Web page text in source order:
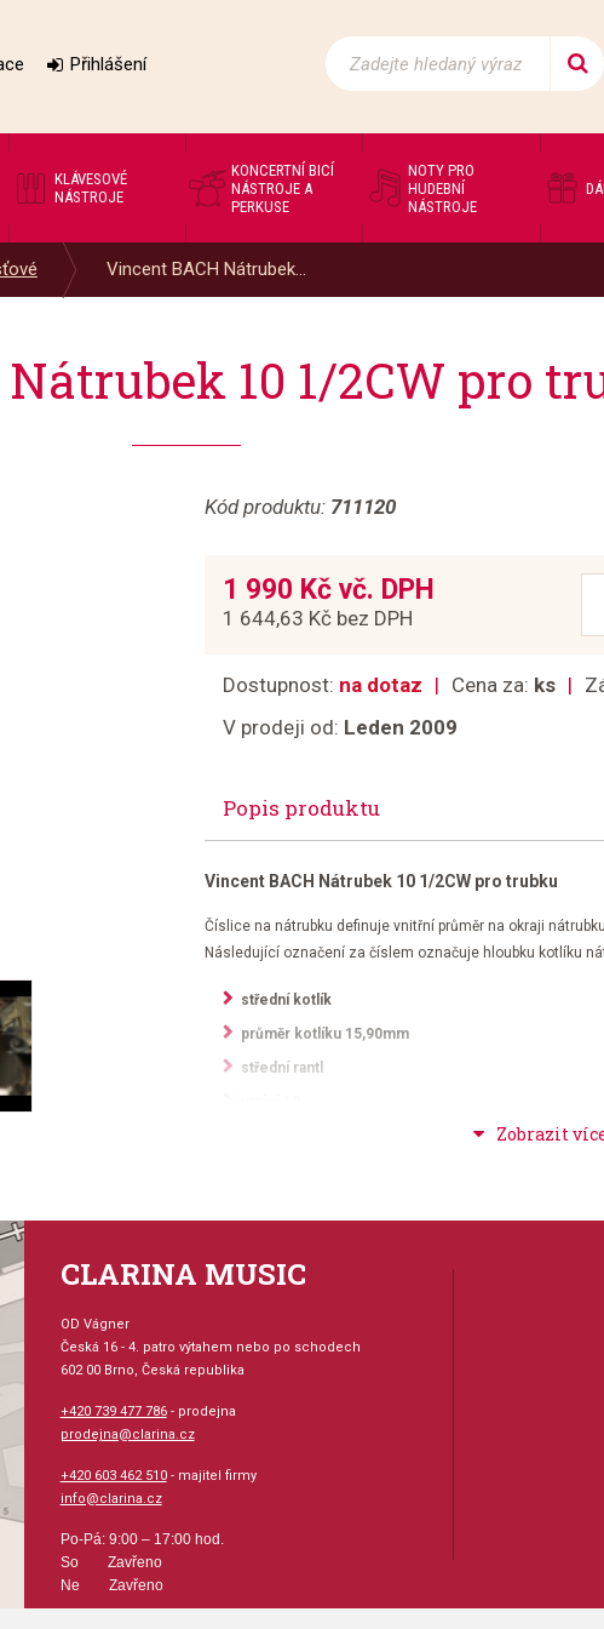
Přihlášení
KLÁVESOVÉ
NÁSTROJE
KONCERTNÍ BICÍ
NÁSTROJE A
PERKUSE
NOTY PRO
HUDEBNÍ
NÁSTROJE
Vincent BACH Nátrubek...
10 1/2CW pro
Kód produktu: 711120
1 990 Kč vč. DPH
1 644,63 Kč bez DPH
Dostupnost: na dotaz Cena za: ks
V prodeji od: Leden 2009
Popis produktu
Vincent BACH Nátrubek 10 1/2CW pro trubku
Číslice na nátrubku definuje vnitřní průměr na okraji
Následující označení za číslem označuje hloubku kotlíku
střední kotlík
průměr kotlíku 15,90mm
střední rantl
A=velmi hluboké, vrtání 24
D=středně ploché, vrtání 76
CLARINA MUSIC
OD Vágner
Česká 16 - 4. patro výtahem nebo po schodech
602 00 Brno, Česká republika
+420 739 477 786- prodejna
prodejna@clarina.cz
+420 603 462 510- majitel firmy
info@clarina.cz
Po-Pá: 9:00 – 17:00 hod.
So Zavřeno
Ne Zavřeno